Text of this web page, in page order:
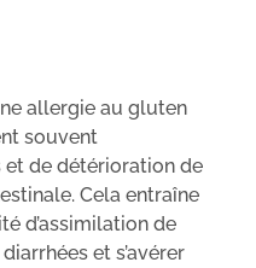
allergie au gluten
souvent
et de détérioration de
Cela entraîne
d’assimilation de
et s’avérer